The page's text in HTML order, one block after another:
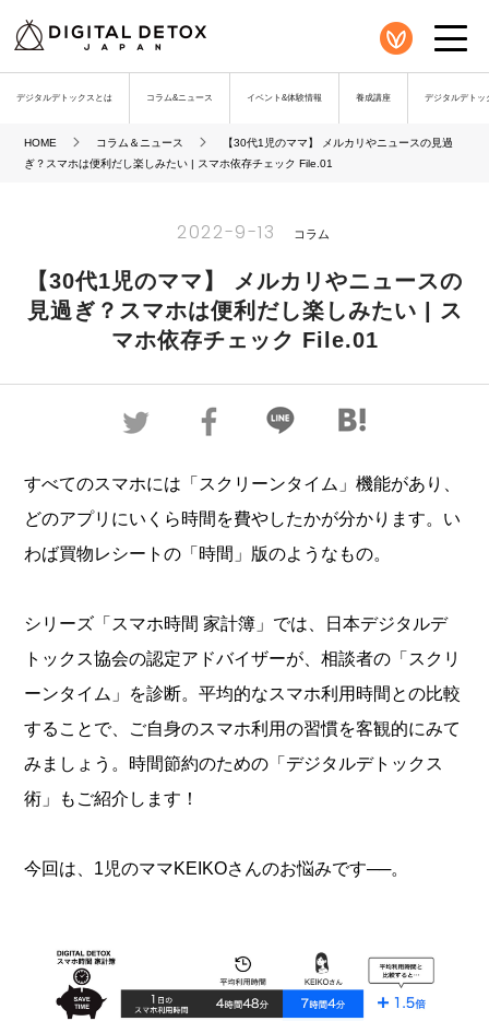
デジタルデトックスとは コラム&ニュース イベント&体験情報 養成講座 デジタルデトッ
HOME コラム＆ニュース
【30代1児のママ】 メルカリやニュースの見過
ぎ？スマホは便利だし楽しみたい | スマホ依存チェック File.01
2022-9-13 コラム
【30代1児のママ】 メルカリやニュースの
見過ぎ？スマホは便利だし楽しみたい | ス
マホ依存チェック File.01
すべてのスマホには「スクリーンタイム」機能があり、
どのアプリにいくら時間を費やしたかが分かります。い
わば買物レシートの「時間」版のようなもの。
シリーズ「スマホ時間 家計簿」では、日本デジタルデ
トックス協会の認定アドバイザーが、相談者の「スクリ
ーンタイム」を診断。平均的なスマホ利用時間との比較
することで、ご自身のスマホ利用の習慣を客観的にみて
みましょう。時間節約のための「デジタルデトックス
術」もご紹介します！
今回は、1児のママKEIKOさんのお悩みです──。